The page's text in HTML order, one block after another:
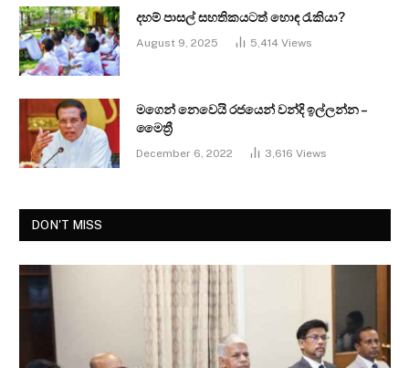
දහම් පාසල් සහතිකයටත් හොඳ රැකියා?
August 9, 2025 5,414 Views
මගෙන් නෙවෙයි රජයෙන් වන්දි ඉල්ලන්න –
මෛත්‍රී
December 6, 2022 3,616 Views
DON'T MISS